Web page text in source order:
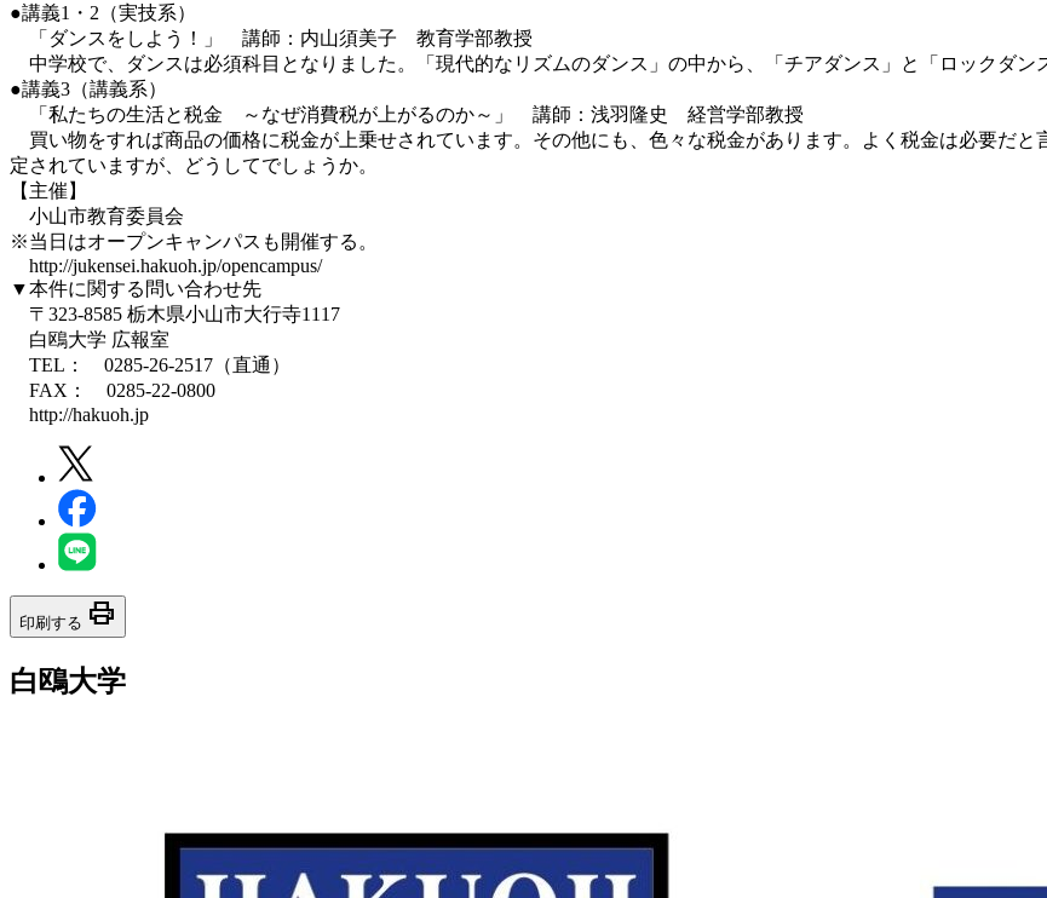
●講義1・2（実技系）
「ダンスをしよう！」 講師：内山須美子 教育学部教授
中学校で、ダンスは必須科目となりました。「現代的なリズムのダンス」の中から、「チアダンス」と「ロックダン
●講義3（講義系）
「私たちの生活と税金 ～なぜ消費税が上がるのか～」 講師：浅羽隆史 経営学部教授
買い物をすれば商品の価格に税金が上乗せされています。その他にも、色々な税金があります。よく税金は必要だ
定されていますが、どうしてでしょうか。
【主催】
小山市教育委員会
※当日はオープンキャンパスも開催する。
http://jukensei.hakuoh.jp/opencampus/
▼本件に関する問い合わせ先
〒323-8585 栃木県小山市大行寺1117
白鴎大学 広報室
TEL： 0285-26-2517（直通）
FAX： 0285-22-0800
http://hakuoh.jp
印刷する print
白鴎大学